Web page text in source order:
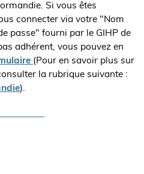
Si vous êtes
connecter via votre "Nom
passe" fourni par le GIHP de
adhérent, vous pouvez en
(Pour en savoir plus sur
la rubrique suivante :
).